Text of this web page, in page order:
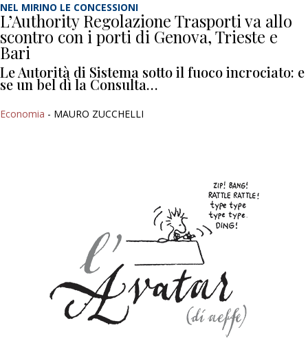
NEL MIRINO LE CONCESSIONI
L’Authority Regolazione Trasporti va allo
scontro con i porti di Genova, Trieste e
Bari
Le Autorità di Sistema sotto il fuoco incrociato: e
se un bel dì la Consulta…
Economia - MAURO ZUCCHELLI